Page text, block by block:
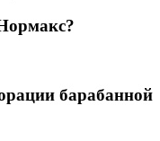
барабанной